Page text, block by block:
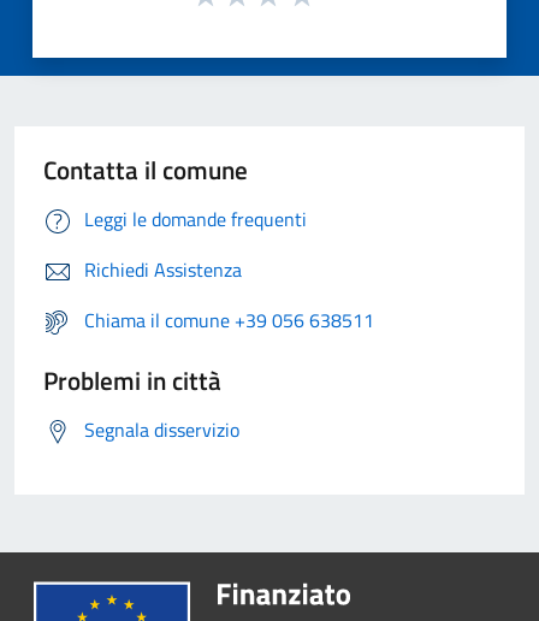
Contatta il comune
Leggi le domande frequenti
Richiedi Assistenza
Chiama il comune +39 056 638511
Problemi in città
Segnala disservizio